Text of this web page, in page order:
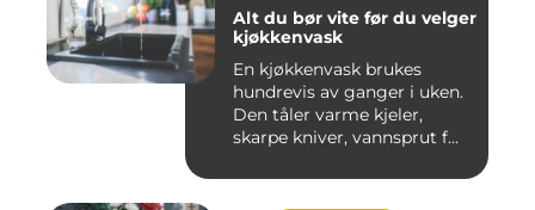
Alt du bør vite før du velger
kjøkkenvask
En kjøkkenvask brukes
hundrevis av ganger i uken.
Den tåler varme kjeler,
skarpe kniver, vannsprut f...